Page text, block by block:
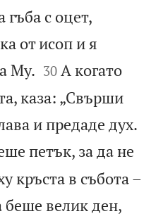
с оцет,
от исоп и я
Му. 

30 А когато
каза: „Свърши
и предаде дух.
петък, за да не
кръста в събота –
беше велик ден,